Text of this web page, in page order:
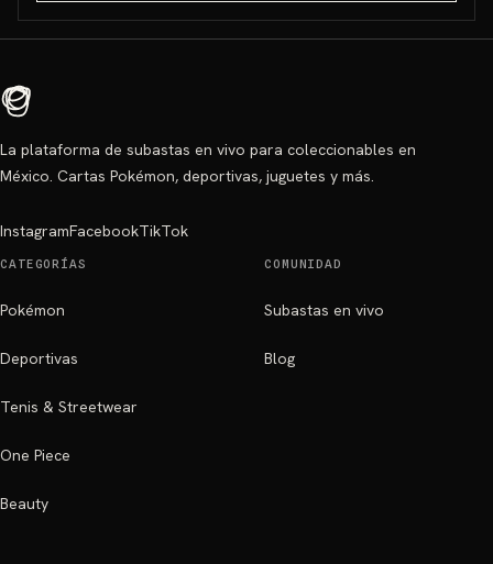
La plataforma de subastas en vivo para coleccionables en
México. Cartas Pokémon, deportivas, juguetes y más.
InstagramFacebookTikTok
CATEGORÍAS
Pokémon
Deportivas
Tenis & Streetwear
One Piece
Beauty
COMUNIDAD
Subastas en vivo
Blog